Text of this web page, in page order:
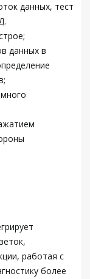
данных, тест
данных в
работая с
более